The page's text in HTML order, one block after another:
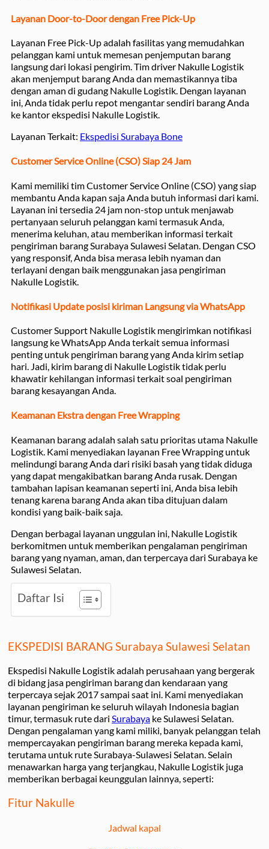
Layanan Door-to-Door dengan Free Pick-Up
Layanan Free Pick-Up adalah fasilitas yang memudahkan
pelanggan kami untuk memesan penjemputan barang
langsung dari lokasi pengirim. Tim driver Nakulle Logistik
akan menjemput barang Anda dan memastikannya tiba
dengan aman di gudang Nakulle Logistik. Dengan layanan
ini, Anda tidak perlu repot mengantar sendiri barang Anda
ke kantor ekspedisi Nakulle Logistik.
Layanan Terkait: Ekspedisi Surabaya Bone
Customer Service Online (CSO) Siap 24 Jam
Kami memiliki tim Customer Service Online (CSO) yang siap
membantu Anda kapan saja Anda butuh informasi dari kami.
Layanan ini tersedia 24 jam non-stop untuk menjawab
pertanyaan seluruh pelanggan kami termasuk Anda,
menerima keluhan, atau memberikan informasi terkait
pengiriman barang Surabaya Sulawesi Selatan. Dengan CSO
yang responsif, Anda bisa merasa lebih nyaman dan
terlayani dengan baik menggunakan jasa pengiriman
Nakulle Logistik.
Notifikasi Update posisi kiriman Langsung via WhatsApp
Customer Support Nakulle Logistik mengirimkan notifikasi
langsung ke WhatsApp Anda terkait semua informasi
penting untuk pengiriman barang yang Anda kirim setiap
hari. Jadi, kirim barang di Nakulle Logistik tidak perlu
khawatir kehilangan informasi terkait soal pengiriman
barang kesayangan Anda.
Keamanan Ekstra dengan Free Wrapping
Keamanan barang adalah salah satu prioritas utama Nakulle
Logistik. Kami menyediakan layanan Free Wrapping untuk
melindungi barang Anda dari risiki basah yang tidak diduga
yang dapat mengakibatkan barang Anda rusak. Dengan
tambahan lapisan keamanan seperti ini, Anda bisa lebih
tenang karena barang Anda akan tiba ditujuan dalam
kondisi yang baik-baik saja.
Dengan berbagai layanan unggulan ini, Nakulle Logistik
berkomitmen untuk memberikan pengalaman pengiriman
barang yang nyaman, aman, dan terpercaya dari Surabaya ke
Sulawesi Selatan.
Daftar Isi
EKSPEDISI BARANG Surabaya Sulawesi Selatan
Ekspedisi Nakulle Logistik adalah perusahaan yang bergerak
di bidang jasa pengiriman barang dan kendaraan yang
terpercaya sejak 2017 sampai saat ini. Kami menyediakan
layanan pengiriman ke seluruh wilayah Indonesia bagian
timur, termasuk rute dari Surabaya ke Sulawesi Selatan.
Dengan pengalaman yang kami miliki, banyak pelanggan telah
mempercayakan pengiriman barang mereka kepada kami,
terutama untuk rute Surabaya-Sulawesi Selatan. Selain
menawarkan harga yang terjangkau, Nakulle Logistik juga
memberikan berbagai keunggulan lainnya, seperti:
Fitur Nakulle
Jadwal kapal